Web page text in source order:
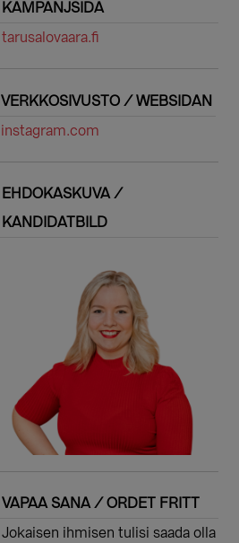
KAMPANJSIDA
tarusalovaara.fi
VERKKOSIVUSTO / WEBSIDAN
instagram.com
EHDOKASKUVA /
KANDIDATBILD
VAPAA SANA / ORDET FRITT
Jokaisen ihmisen tulisi saada olla